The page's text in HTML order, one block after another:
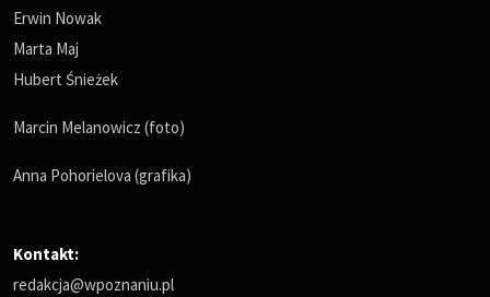
Erwin Nowak
Marta Maj
Hubert Śnieżek
Marcin Melanowicz (foto)
Anna Pohorielova (grafika)
Kontakt:
redakcja@wpoznaniu.pl